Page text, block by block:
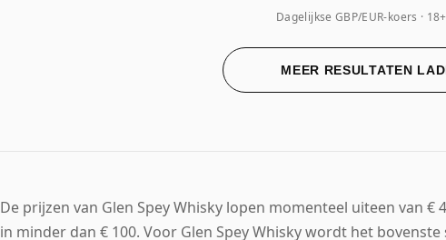
MEER RESULTATEN
Dagelijkse GBP/EUR-koers
De prijzen van Glen Spey Whisky lopen momenteel uiteen van
in minder dan € 100. Voor Glen Spey Whisky wordt het